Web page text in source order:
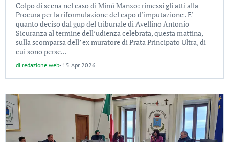
Colpo di scena nel caso di Mimì Manzo: rimessi gli atti alla
Procura per la riformulazione del capo d’imputazione . E’
quanto deciso dal gup del tribunale di Avellino Antonio
Sicuranza al termine dell’udienza celebrata, questa mattina,
sulla scomparsa dell’ ex muratore di Prata Principato Ultra, di
cui sono perse...
di redazione web- 15 Apr 2026